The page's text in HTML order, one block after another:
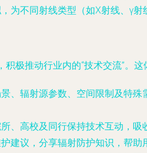
为不同射线类型（如X射线、γ
极推动行业内的“技术交流”。这
、辐射源参数、空间限制及特
、高校及同行保持技术互动，
建议，分享辐射防护知识，帮